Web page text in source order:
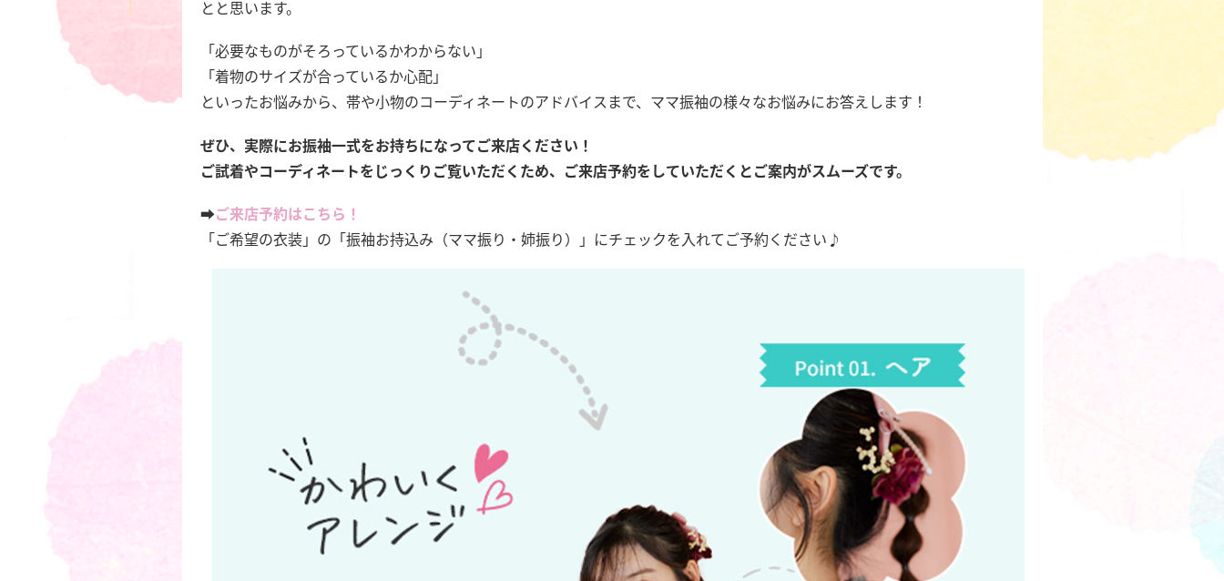
とと思います。
「必要なものがそろっているかわからない」
「着物のサイズが合っているか心配」
といったお悩みから、帯や小物のコーディネートのアドバイスまで、ママ振袖の様々なお悩みにお答えします！
ぜひ、実際にお振袖一式をお持ちになってご来店ください！
ご試着やコーディネートをじっくりご覧いただくため、ご来店予約をしていただくとご案内がスムーズです。
➡️ご来店予約はこちら！
「ご希望の衣装」の「振袖お持込み（ママ振り・姉振り）」にチェックを入れてご予約ください♪